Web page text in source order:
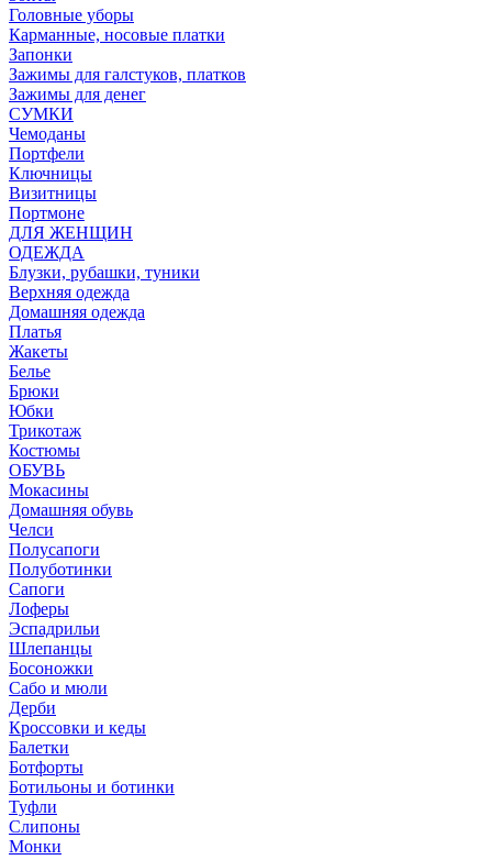
Головные уборы
Карманные, носовые платки
Запонки
Зажимы для галстуков, платков
Зажимы для денег
СУМКИ
Чемоданы
Портфели
Ключницы
Визитницы
Портмоне
ДЛЯ ЖЕНЩИН
ОДЕЖДА
Блузки, рубашки, туники
Верхняя одежда
Домашняя одежда
Платья
Жакеты
Белье
Брюки
Юбки
Трикотаж
Костюмы
ОБУВЬ
Мокасины
Домашняя обувь
Челси
Полусапоги
Полуботинки
Сапоги
Лоферы
Эспадрильи
Шлепанцы
Босоножки
Сабо и мюли
Дерби
Кроссовки и кеды
Балетки
Ботфорты
Ботильоны и ботинки
Туфли
Слипоны
Монки